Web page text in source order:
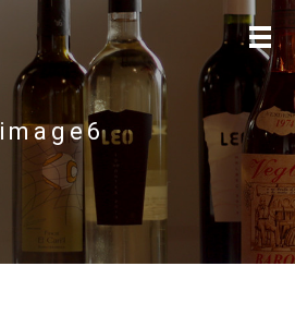
メ
image6